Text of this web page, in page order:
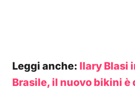
Leggi anche: Ilary Blasi
Brasile, il nuovo bikini è